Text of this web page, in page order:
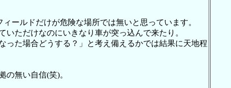
ールドだけが危険な場所では無いと思っています。
ただけなのにいきなり車が突っ込んで来たり。
った場合どうする？」と考え備えるかでは結果に天地程
無い自信(笑)。